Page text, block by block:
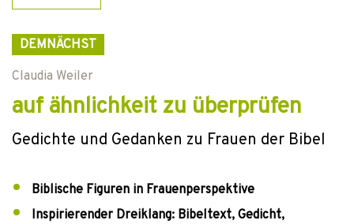
DEMNÄCHST
Claudia Weiler
auf ähnlichkeit zu überprüfen
Gedichte und Gedanken zu Frauen der Bibel
Biblische Figuren in Frauenperspektive
Inspirierender Dreiklang: Bibeltext, Gedicht,